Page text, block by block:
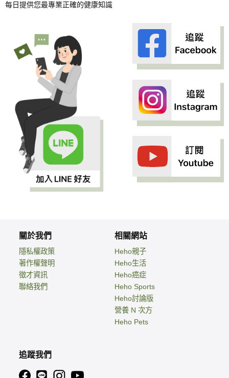
每日提供您最專業正確的健康知識
關於我們
隱私權政策
著作權聲明
徵才資訊
聯絡我們
相關網站
Heho親子
Heho生活
Heho癌症
Heho Sports
Heho討論版
營養 N 次方
Heho Pets
追蹤我們